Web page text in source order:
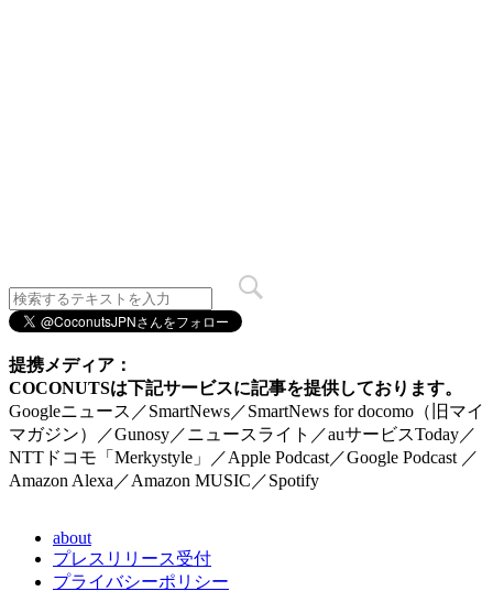
提携メディア：
COCONUTSは下記サービスに記事を提供しております。
Googleニュース／SmartNews／SmartNews for docomo（旧マイ
マガジン）／Gunosy／ニュースライト／auサービスToday／
NTTドコモ「Merkystyle」／Apple Podcast／Google Podcast ／
Amazon Alexa／Amazon MUSIC／Spotify
about
プレスリリース受付
プライバシーポリシー